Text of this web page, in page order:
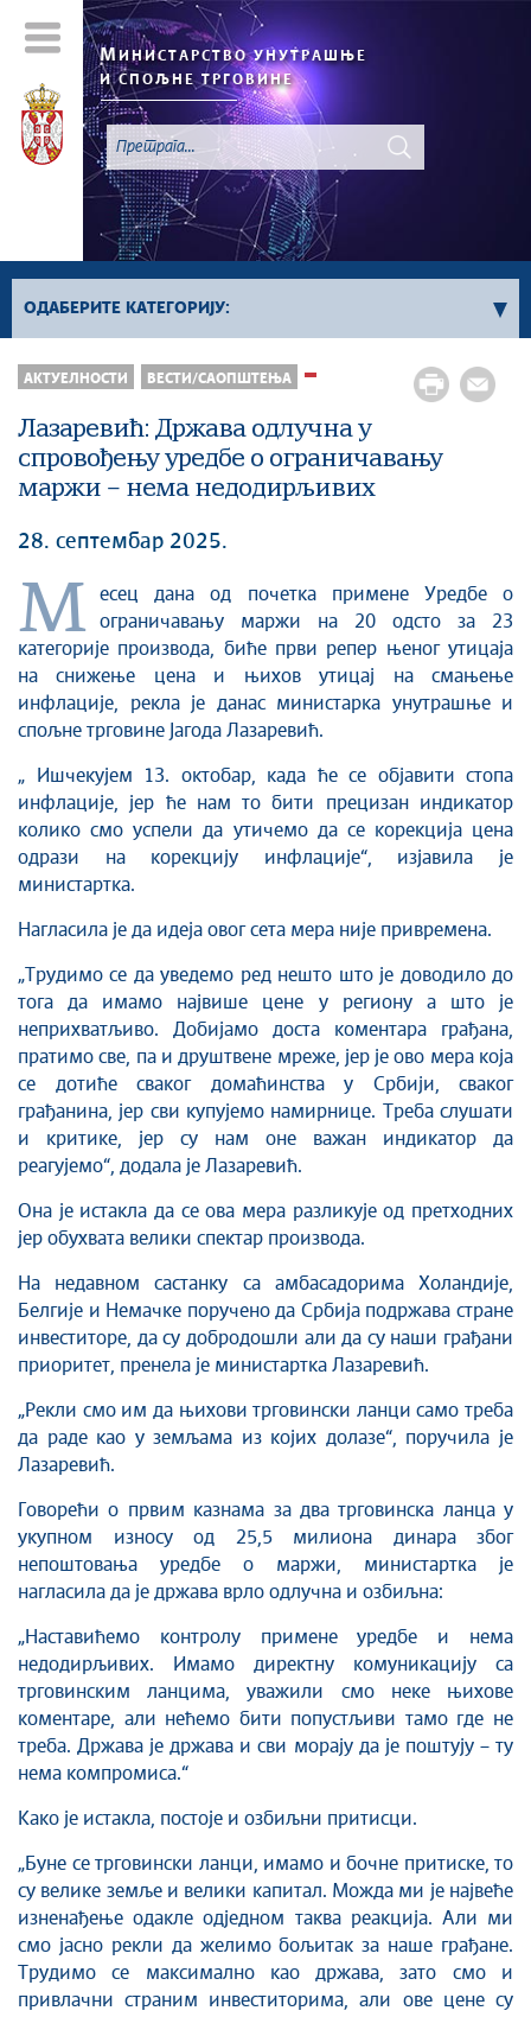
М ИНИСТАРСТВО УНУТРАШЊЕ
И СПОЉНЕ ТРГОВИНЕ
ОДАБЕРИТЕ КАТЕГОРИЈУ:
Регистар „Не Зови“
Све вести
АКТУЕЛНОСТИ ВЕСТИ/САОПШТЕЊА
Лазаревић: Држава одлучна у
спровођењу уредбе о ограничавању
маржи – нема недодирљивих
28. септембар 2025.
М
есец дана од почетка примене Уредбе о
ограничавању маржи на 20 одсто за 23
категорије производа, биће први репер њеног утицаја
на снижење цена и њихов утицај на смањење
инфлације, рекла је данас министарка унутрашње и
спољне трговине Јагода Лазаревић.
„ Ишчекујем 13. октобар, када ће се објавити стопа
инфлације, јер ће нам то бити прецизан индикатор
колико смо успели да утичемо да се корекција цена
одрази на корекцију инфлације“, изјавила је
министартка.
Нагласила је да идеја овог сета мера није привремена.
„Трудимо се да уведемо ред нешто што је доводило до
тога да имамо највише цене у региону а што је
неприхватљиво. Добијамо доста коментара грађана,
пратимо све, па и друштвене мреже, јер је ово мера која
се дотиће сваког домаћинства у Србији, сваког
грађанина, јер сви купујемо намирнице. Треба слушати
и критике, јер су нам оне важан индикатор да
реагујемо“, додала је Лазаревић.
Она је истакла да се ова мера разликује од претходних
јер обухвата велики спектар производа.
На недавном састанку са амбасадорима Холандије,
Белгије и Немачке поручено да Србија подржава стране
инвеститоре, да су добродошли али да су наши грађани
приоритет, пренела је министартка Лазаревић.
„Рекли смо им да њихови трговински ланци само треба
да раде као у земљама из којих долазе“, поручила је
Лазаревић.
Говорећи о првим казнама за два трговинска ланца у
укупном износу од 25,5 милиона динара због
непоштовања уредбе о маржи, министартка је
нагласила да је држава врло одлучна и озбиљна:
„Наставићемо контролу примене уредбе и нема
недодирљивих. Имамо директну комуникацију са
трговинским ланцима, уважили смо неке њихове
коментаре, али нећемо бити попустљиви тамо где не
треба. Држава је држава и сви морају да је поштују – ту
нема компромиса.“
Како је истакла, постоје и озбиљни притисци.
„Буне се трговински ланци, имамо и бочне притиске, то
су велике земље и велики капитал. Можда ми је највеће
изненађење одакле одједном таква реакција. Али ми
смо јасно рекли да желимо бољитак за наше грађане.
Трудимо се максимално као држава, зато смо и
привлачни страним инвеститорима, али ове цене су